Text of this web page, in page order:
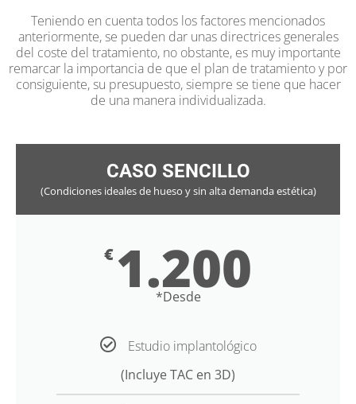
Teniendo en cuenta todos los factores mencionados
anteriormente, se pueden dar unas directrices generales
del coste del tratamiento, no obstante, es muy importante
remarcar la importancia de que el plan de tratamiento y por
consiguiente, su presupuesto, siempre se tiene que hacer
de una manera individualizada.
CASO SENCILLO
(Condiciones ideales de hueso y sin alta demanda estética)
€ 1.200
*Desde
Estudio implantológico
(Incluye TAC en 3D)